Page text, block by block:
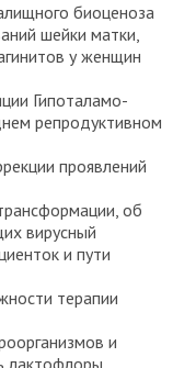
биоценоза
шейки матки,
у женщин
Гипоталамо-
репродуктивном
проявлений
об
вирусный
и пути
терапии
и